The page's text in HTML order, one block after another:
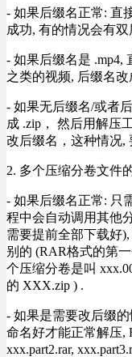
- 如果后缀名正常: 直
成功, 有的情况会有
- 如果后缀名是 .mp4,
之类的视频, 后缀名
- 如果无后缀名/或者
成 .zip， 然后用解压
改后缀名，这种情况,
2. 多个压缩分卷文件
- 如果后缀名正常: 只
程中会自动调用其他
需要提前全部下载好
别的 (RAR格式的第
个压缩分卷是叫
的 XXX.zip ) .
- 如果是需要改后缀
命名好才能正常解压,
xxx.part2.rar,